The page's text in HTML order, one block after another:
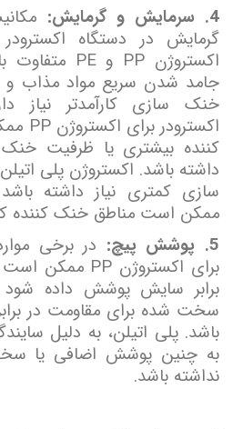
4. سرمایش و گرمایش:
گرمایش در دستگاه
اکستروژن PP وPE متفاوت
جامد شدن سریع مواد مذاب و
خنک سازی کارآمدتر نیاز
اکسترودر برای اکستروژنPP
کننده بیشتری یا ظرفیت خنک
داشته باشد. اکستروژن پلی
سازی کمتری نیاز داشته
ممکن است مناطق خنک کننده
5. پوشش پیچ:
در برخی
برای اکستروژن PP ممکن است
برابر سایش پوشش داده
سخت شده برای مقاومت در
باشد. پلی اتیلن، به دلیل
به چنین پوشش اضافی یا
نداشته باشد.